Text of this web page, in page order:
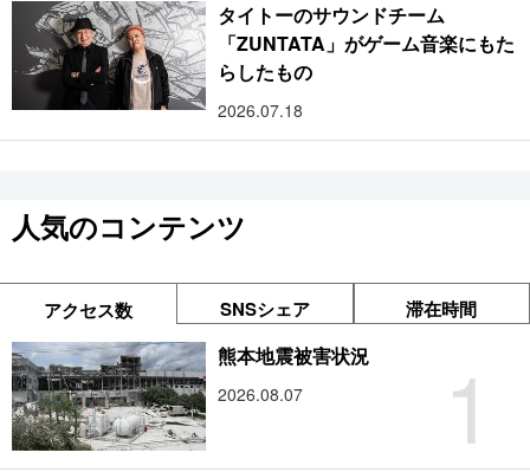
タイトーのサウンドチーム
「ZUNTATA」がゲーム音楽にもた
らしたもの
2026.07.18
人気のコンテンツ
アクセス数 SNSシェア 滞在時間
1
熊本地震被害状況
2026.08.07